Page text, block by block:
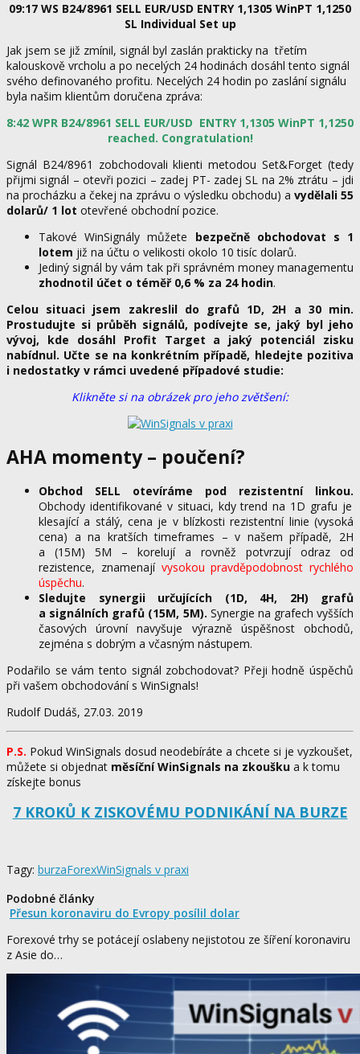
09:17 WS B24/8961 SELL EUR/USD ENTRY 1,1305 WinPT 1,1250
SL Individual Set up
Jak jsem se již zmínil, signál byl zaslán prakticky na třetím
kalouskově vrcholu a po necelých 24 hodinách dosáhl tento signál
svého definovaného profitu. Necelých 24 hodin po zaslání signálu
byla našim klientům doručena zpráva:
8:42 WPR B24/8961 SELL EUR/USD ENTRY 1,1305 WinPT 1,1250
reached. Congratulation!
Signál B24/8961 zobchodovali klienti metodou Set&Forget (tedy
přijmi signál – otevři pozici – zadej PT- zadej SL na 2% ztrátu – jdi
na procházku a čekej na zprávu o výsledku obchodu) a vydělali 55
dolarů/ 1 lot otevřené obchodní pozice.
Takové WinSignály můžete bezpečně obchodovat s 1
lotem již na účtu o velikosti okolo 10 tisíc dolarů.
Jediný signál by vám tak při správném money managementu
zhodnotil účet o téměř 0,6 % za 24 hodin.
Celou situaci jsem zakreslil do grafů 1D, 2H a 30 min.
Prostudujte si průběh signálů, podívejte se, jaký byl jeho
vývoj, kde dosáhl Profit Target a jaký potenciál zisku
nabídnul. Učte se na konkrétním případě, hledejte pozitiva
i nedostatky v rámci uvedené případové studie:
Klikněte si na obrázek pro jeho zvětšení:
AHA momenty – poučení?
Obchod SELL otevíráme pod rezistentní linkou.
Obchody identifikované v situaci, kdy trend na 1D grafu je
klesající a stálý, cena je v blízkosti rezistentní linie (vysoká
cena) a na kratších timeframes – v našem případě, 2H
a (15M) 5M – korelují a rovněž potvrzují odraz od
rezistence, znamenají vysokou pravděpodobnost rychlého
úspěchu.
Sledujte synergii určujících (1D, 4H, 2H) grafů
a signálních grafů (15M, 5M). Synergie na grafech vyšších
časových úrovní navyšuje výrazně úspěšnost obchodů,
zejména s dobrým a včasným nástupem.
Podařilo se vám tento signál zobchodovat? Přeji hodně úspěchů
při vašem obchodování s WinSignals!
Rudolf Dudáš, 27.03. 2019
P.S. Pokud WinSignals dosud neodebíráte a chcete si je vyzkoušet,
můžete si objednat měsíční WinSignals na zkoušku a k tomu
získejte bonus
7 KROKŮ K ZISKOVÉMU PODNIKÁNÍ NA BURZE
Tagy: burzaForexWinSignals v praxi
Podobné články
Přesun koronaviru do Evropy posílil dolar
Forexové trhy se potácejí oslabeny nejistotou ze šíření koronaviru
z Asie do…